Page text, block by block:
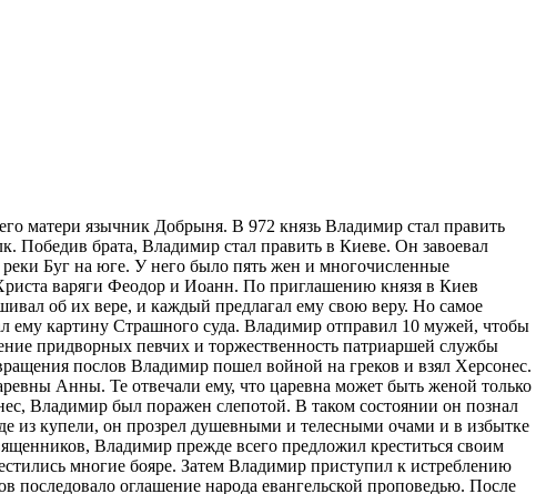
матери язычник Добрыня. В 972 князь Владимир стал править
брата, Владимир стал править в Киеве. Он завоевал
Буг на юге. У него было пять жен и многочисленные
варяги Феодор и Иоанн. По приглашению князя в Киев
об их вере, и каждый предлагал ему свою веру. Но самое
ему картину Страшного суда. Владимир отправил 10 мужей, чтобы
придворных певчих и торжественность патриаршей службы
послов Владимир пошел войной на греков и взял Херсонес.
Анны. Те отвечали ему, что царевна может быть женой только
Владимир был поражен слепотой. В таком состоянии он познал
из купели, он прозрел душевными и телесными очами и в избытке
Владимир прежде всего предложил креститься своим
многие бояре. Затем Владимир приступил к истреблению
оглашение народа евангельской проповедью. После